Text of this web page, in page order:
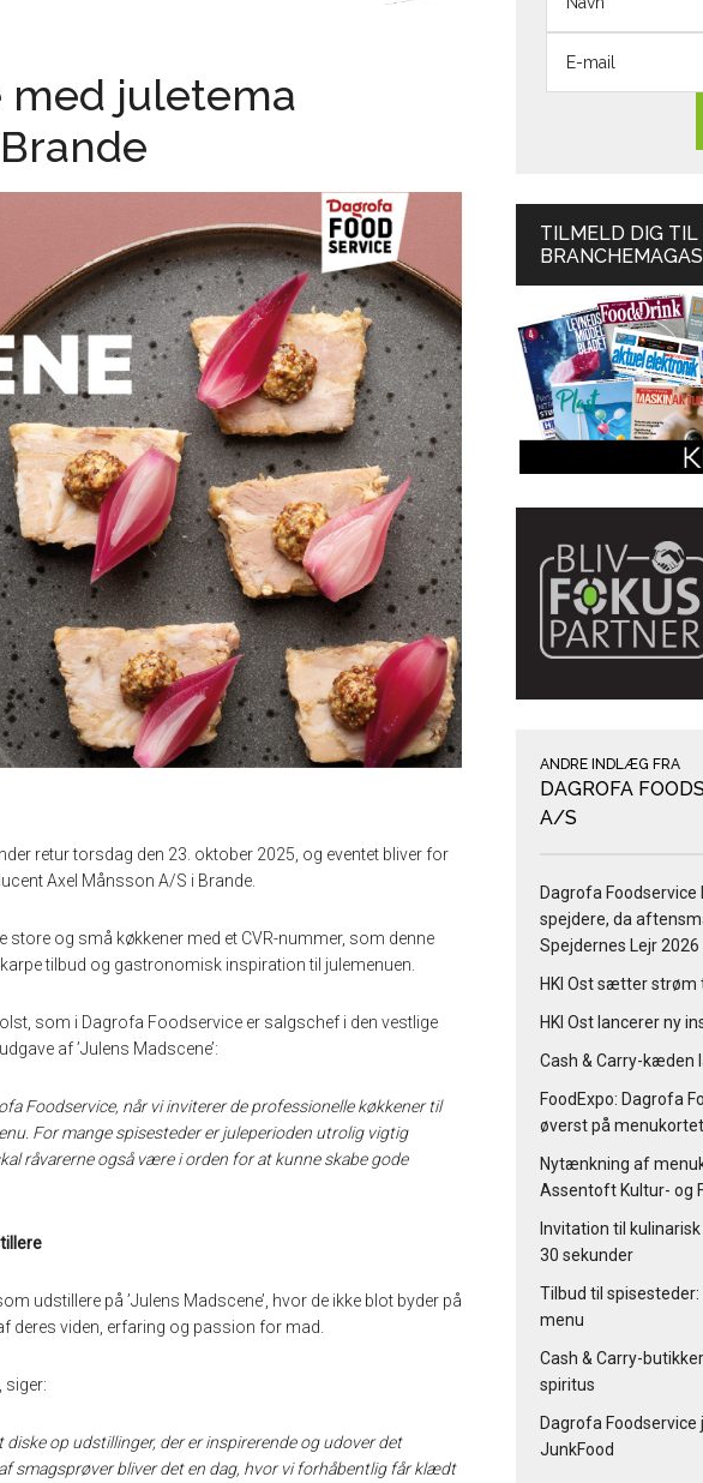
med juletema
retur torsdag den 23. oktober 2025, og eventet bliver for
Axel Månsson A/S i Brande.
store og små køkkener med et CVR-nummer, som denne
tilbud og gastronomisk inspiration til julemenuen.
som i Dagrofa Foodservice er salgschef i den vestlige
af ’Julens Madscene’:
Foodservice, når vi inviterer de professionelle køkkener til
For mange spisesteder er juleperioden utrolig vigtig
råvarerne også være i orden for at kunne skabe gode
udstillere på ’Julens Madscene’, hvor de ikke blot byder på
deres viden, erfaring og passion for mad.
siger:
diske op udstillinger, der er inspirerende og udover det
smagsprøver bliver det en dag, hvor vi forhåbentlig får klædt
TILMELD DIG
ANDRE INDLÆG FRA
DAGROFA
A/S
Dagrofa
spejdere, da
Spejdernes Lejr 2026
HKI Ost sætter strøm
HKI Ost lancerer ny
Cash & Carry-kæden
FoodExpo: Dagrofa
øverst på menukortet
Nytænkning af
Assentoft Kultur- og
Invitation til
30 sekunder
Tilbud til
menu
Cash & Carry-
spiritus
Dagrofa
JunkFood